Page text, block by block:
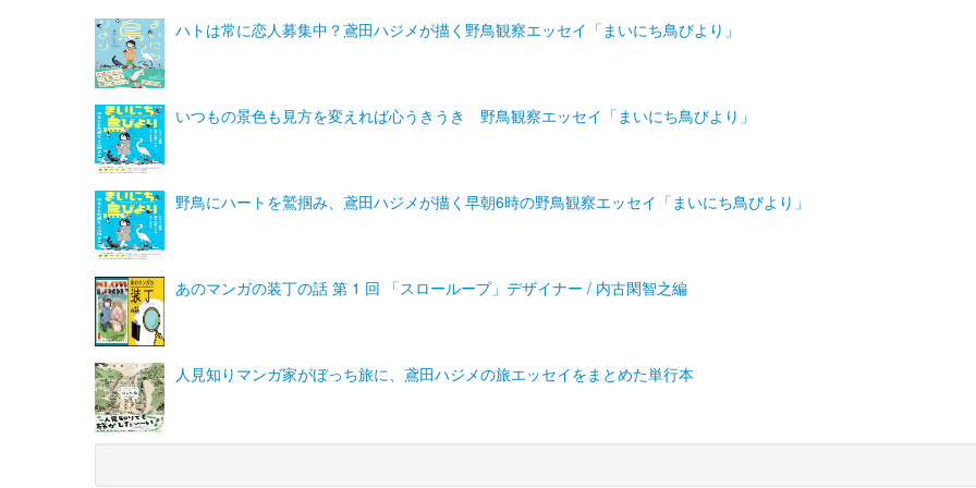
ハトは常に恋人募集中？鳶田ハジメが描く野鳥観察エッセイ「まいにち鳥びより」
いつもの景色も見方を変えれば心うきうき 野鳥観察エッセイ「まいにち鳥びより」
野鳥にハートを鷲掴み、鳶田ハジメが描く早朝6時の野鳥観察エッセイ「まいにち鳥びより」
あのマンガの装丁の話 第 1 回 「スローループ」デザイナー / 内古閑智之編
人見知りマンガ家がぼっち旅に、鳶田ハジメの旅エッセイをまとめた単行本